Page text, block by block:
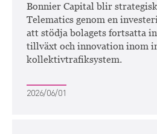
Bonnier Capital blir
Telematics genom en
att stödja bolagets fortsatta
tillväxt och innovation inom
kollektivtrafiksystem.
2026/06/01